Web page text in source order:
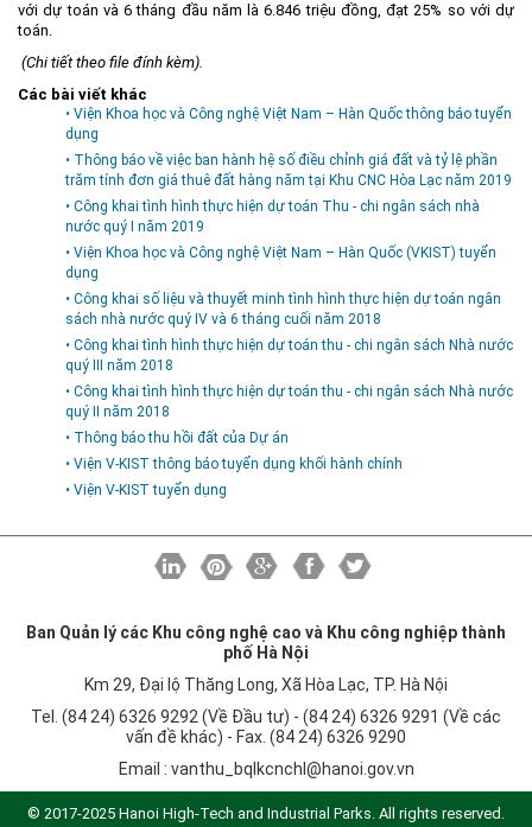
với dự toán và 6 tháng đầu năm là 6.846 triệu đồng, đạt 25% so với dự
toán.
(Chi tiết theo file đính kèm).
Các bài viết khác
• Viện Khoa học và Công nghệ Việt Nam – Hàn Quốc thông báo tuyển
dụng
• Thông báo về việc ban hành hệ số điều chỉnh giá đất và tỷ lệ phần
trăm tính đơn giá thuê đất hàng năm tại Khu CNC Hòa Lạc năm 2019
• Công khai tình hình thực hiện dự toán Thu - chi ngân sách nhà
nước quý I năm 2019
• Viện Khoa học và Công nghệ Việt Nam – Hàn Quốc (VKIST) tuyển
dụng
• Công khai số liệu và thuyết minh tình hình thực hiện dự toán ngân
sách nhà nước quý IV và 6 tháng cuối năm 2018
• Công khai tình hình thực hiện dự toán thu - chi ngân sách Nhà nước
quý III năm 2018
• Công khai tình hình thực hiện dự toán thu - chi ngân sách Nhà nước
quý II năm 2018
• Thông báo thu hồi đất của Dự án
• Viện V-KIST thông báo tuyển dụng khối hành chính
• Viện V-KIST tuyển dụng
Ban Quản lý các Khu công nghệ cao và Khu công nghiệp thành
phố Hà Nội
Km 29, Đại lộ Thăng Long, Xã Hòa Lạc, TP. Hà Nội
Tel. (84 24) 6326 9292 (Về Đầu tư) - (84 24) 6326 9291 (Về các
vấn đề khác) - Fax. (84 24) 6326 9290
Email : vanthu_bqlkcnchl@hanoi.gov.vn
© 2017-2025 Hanoi High-Tech and Industrial Parks. All rights reserved.